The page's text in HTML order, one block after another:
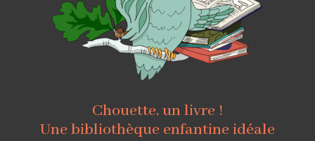
Chouette, un livre !
Une bibliothèque enfantine idéale